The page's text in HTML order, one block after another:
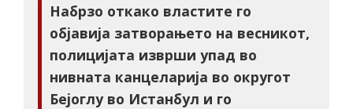
Набрзо откако властите го
објавија затворањето на весникот,
полицијата изврши упад во
нивната канцеларија во округот
Бејоглу во Истанбул и го